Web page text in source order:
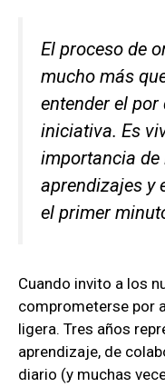
El proceso de
mucho más
entender el por
iniciativa. Es
importancia
aprendizajes y
el primer
Cuando invito a los
comprometerse por
ligera. Tres años
aprendizaje, de
diario (y muchas